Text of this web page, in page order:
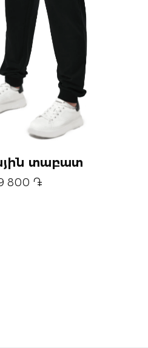
տաբատ
800 ֏